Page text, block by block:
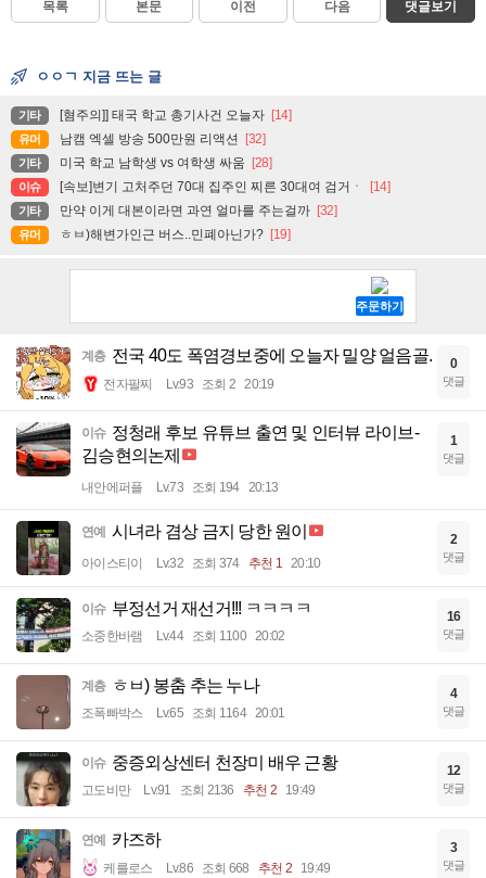
목록 본문 이전 다음 댓글보기
ㅇㅇㄱ 지금 뜨는 글
기타 [혐주의]] 태국 학교 총기사건 오늘자 [14]
유머 남캠 엑셀 방송 500만원 리액션 [32]
기타 미국 학교 남학생 vs 여학생 싸움 [28]
이슈 [속보]변기 고처주던 70대 집주인 찌른 30대여 검거ㆍ [14]
기타 만약 이게 대본이라면 과연 얼마를 주는걸까 [32]
유머 ㅎㅂ)해변가인근 버스..민폐아닌가? [19]
계층 전국 40도 폭염경보중에 오늘자 밀양 얼음골.
전자팔찌 Lv.93 조회 2 20:19
0
댓글
이슈 정청래 후보 유튜브 출연 및 인터뷰 라이브-
김승현의논제
내안에퍼플 Lv.73 조회 194 20:13
1
댓글
연예 시녀라 겸상 금지 당한 원이
아이스티이 Lv.32 조회 374 추천 1 20:10
2
댓글
이슈 부정선거 재선거!!! ㅋㅋㅋㅋ
소중한바램 Lv.44 조회 1100 20:02
16
댓글
계층 ㅎㅂ) 봉춤 추는 누나
조폭빠박스 Lv.65 조회 1164 20:01
4
댓글
이슈 중증외상센터 천장미 배우 근황
고도비만 Lv.91 조회 2136 추천 2 19:49
12
댓글
연예 카즈하
케를로스 Lv.86 조회 668 추천 2 19:49
3
댓글